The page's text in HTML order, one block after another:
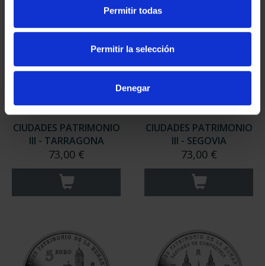
Permitir todas
Permitir la selección
Denegar
CIUDADES PATRIMONIO
III - TARRAGONA
73,00 €
CIUDADES PATRIMONIO
III - SEGOVIA
73,00 €